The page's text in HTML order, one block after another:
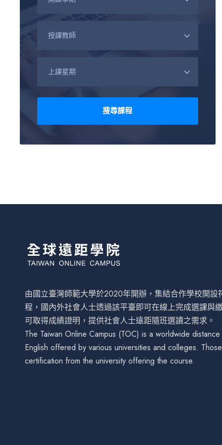
由國立臺灣師範大學於2020年開辦，集結合作學校開
程，國內外社會人士透過該平臺即可在線上完成選課與
可取得成績證明，提供社會人士遠距隨班選讀之需求。
The Taiwan Online Campus (TOC) is a worldwide
English offered by various universities and colleges.
certification from the university offering the course.